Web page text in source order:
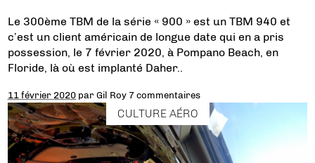
Le 300ème TBM de la série « 900 » est un TBM 940 et
c’est un client américain de longue date qui en a pris
possession, le 7 février 2020, à Pompano Beach, en
Floride, là où est implanté Daher..
11 février 2020 parGil Roy 7 commentaires
CULTURE AÉRO